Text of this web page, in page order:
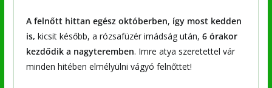
A felnőtt hittan egész októberben, így most kedden
is, kicsit később, a rózsafüzér imádság után, 6 órakor
kezdődik a nagyteremben. Imre atya szeretettel vár
minden hitében elmélyülni vágyó felnőttet!